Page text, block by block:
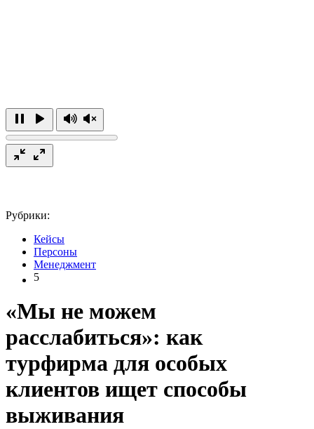
Рубрики:
Кейсы
Персоны
Менеджмент
5
«Мы не можем
расслабиться»: как
турфирма для особых
клиентов ищет способы
выживания